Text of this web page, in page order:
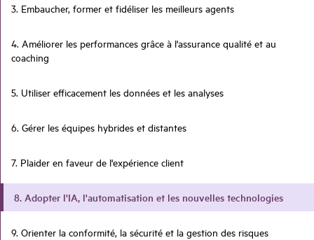
3. Embaucher, former et fidéliser les meilleurs agents
4. Améliorer les performances grâce à l'assurance qualité et au
coaching
5. Utiliser efficacement les données et les analyses
6. Gérer les équipes hybrides et distantes
7. Plaider en faveur de l'expérience client
8. Adopter l'IA, l'automatisation et les nouvelles technologies
9. Orienter la conformité, la sécurité et la gestion des risques